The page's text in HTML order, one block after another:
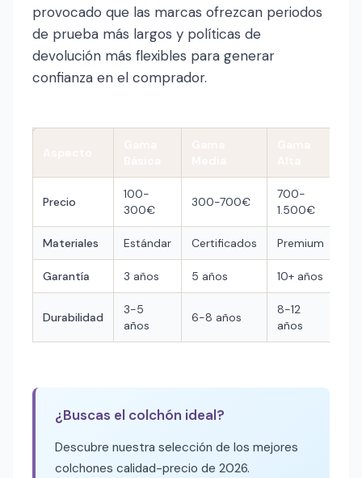
provocado que las marcas ofrezcan periodos
de prueba más largos y políticas de
devolución más flexibles para generar
confianza en el comprador.
Precio
100-
300€
300-700€
700-
1.500€
Materiales Estándar Certificados Premium
Garantía 3 años 5 años 10+ años
Durabilidad
3-5
años
6-8 años
8-12
años
¿Buscas el colchón ideal?
Descubre nuestra selección de los mejores
colchones calidad-precio de 2026.